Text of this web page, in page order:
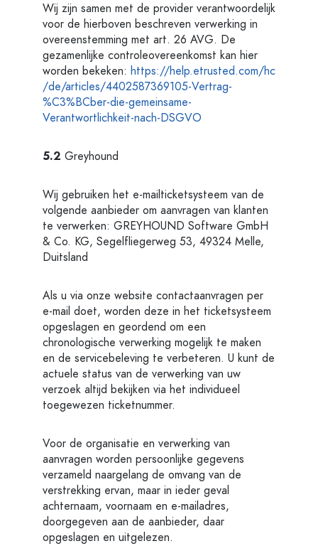
Wij zijn samen met de provider verantwoordelijk
voor de hierboven beschreven verwerking in
overeenstemming met art. 26 AVG. De
gezamenlijke controleovereenkomst kan hier
worden bekeken: https://help.etrusted.com/hc
/de/articles/4402587369105-Vertrag-
%C3%BCber-die-gemeinsame-
Verantwortlichkeit-nach-DSGVO
5.2 Greyhound
Wij gebruiken het e-mailticketsysteem van de
volgende aanbieder om aanvragen van klanten
te verwerken: GREYHOUND Software GmbH
& Co. KG, Segelfliegerweg 53, 49324 Melle,
Duitsland
Als u via onze website contactaanvragen per
e-mail doet, worden deze in het ticketsysteem
opgeslagen en geordend om een
chronologische verwerking mogelijk te maken
en de servicebeleving te verbeteren. U kunt de
actuele status van de verwerking van uw
verzoek altijd bekijken via het individueel
toegewezen ticketnummer.
Voor de organisatie en verwerking van
aanvragen worden persoonlijke gegevens
verzameld naargelang de omvang van de
verstrekking ervan, maar in ieder geval
achternaam, voornaam en e-mailadres,
doorgegeven aan de aanbieder, daar
opgeslagen en uitgelezen.